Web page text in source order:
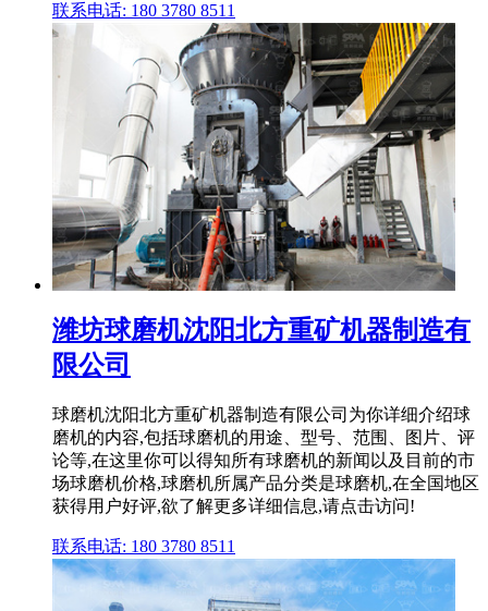
联系电话: 180 3780 8511
潍坊球磨机沈阳北方重矿机器制造有
限公司
球磨机沈阳北方重矿机器制造有限公司为你详细介绍球
磨机的内容,包括球磨机的用途、型号、范围、图片、评
论等,在这里你可以得知所有球磨机的新闻以及目前的市
场球磨机价格,球磨机所属产品分类是球磨机,在全国地区
获得用户好评,欲了解更多详细信息,请点击访问!
联系电话: 180 3780 8511